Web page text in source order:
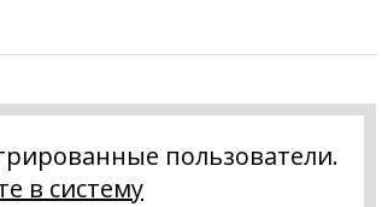
пользователи.
в систему